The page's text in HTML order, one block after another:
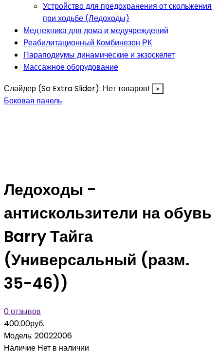
Устройство для предохранения от скольжения
при ходьбе (Ледоходы)
Медтехника для дома и медучреждений
Реабилитационный Комбинезон РК
Параподиумы динамические и экзоскелет
Массажное оборудование
Слайдер (So Extra Slider): Нет товаров!
×
Боковая панель
Ледоходы -
антискользители на обувь
Barry Тайга
(Универсальный (разм.
35-46))
0 отзывов
400.00руб.
Модель: 20022006
Наличие Нет в наличии